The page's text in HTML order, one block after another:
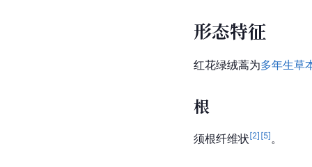
形态特征
红花绿绒蒿为多年生草
根
须根纤维状[2] [5] 。